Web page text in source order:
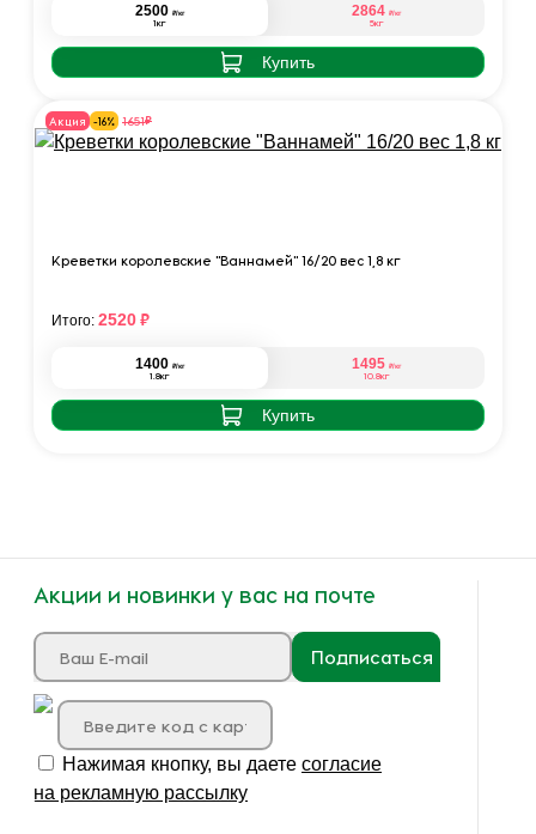
2500 ₽/кг
1кг
2864 ₽/кг
5кг
Купить
Акция -16% 1651₽
Креветки королевские "Ваннамей" 16/20 вес 1,8 кг
1400 ₽/кг
1.8кг
1495 ₽/кг
10.8кг
Купить
Итого: 2520₽
Акции и новинки у вас на почте
Подписаться
Нажимая кнопку, вы даете согласие
на рекламную рассылку